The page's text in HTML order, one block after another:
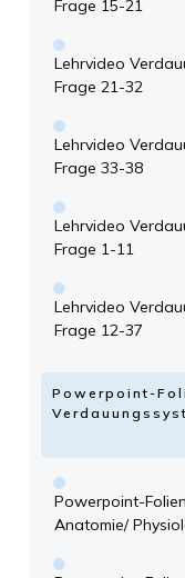
Frage 15-21
Lehrvideo
Frage 21-32
Lehrvideo
Frage 33-38
Lehrvideo
Frage 1-11
Lehrvideo
Frage 12-37
Powerpoint-
Powerpoint-
Anatomie/